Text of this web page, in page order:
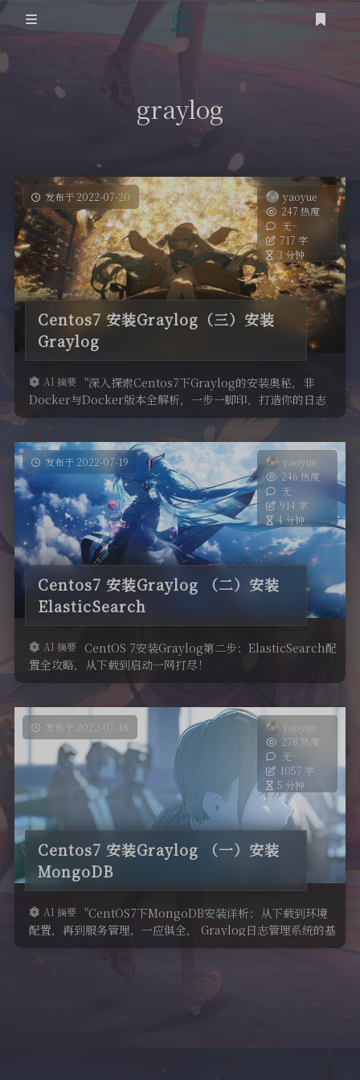
首页
虚拟化
踩坑之路
SEO
工具类
开发记录
时光轴
关于
RSS
graylog
发布于 2022-07-20
yaoyue
247 热度
无~
717 字
3 分钟
Centos7 安装Graylog（三）安装
Graylog
AI 摘要
"深入探索Centos7下Graylog的安装奥秘，非
Docker与Docker版本全解析，一步一脚印，打造你的日志
分析利器。"
发布于 2022-07-19
yaoyue
246 热度
无~
914 字
4 分钟
Centos7 安装Graylog （二）安装
ElasticSearch
AI 摘要 CentOS 7安装Graylog第二步：ElasticSearch配
置全攻略，从下载到启动一网打尽！
发布于 2022-07-18
yaoyue
278 热度
无~
1057 字
5 分钟
Centos7 安装Graylog （一）安装
MongoDB
AI 摘要
"CentOS7下MongoDB安装详析：从下载到环境
配置，再到服务管理，一应俱全， Graylog日志管理系统的基